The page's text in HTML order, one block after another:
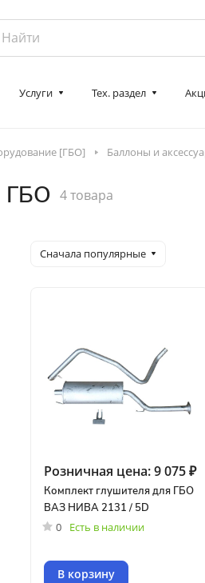
Услуги Тех. раздел
[ГБО] Баллоны и
ГБО 4 товара
Сначала популярные
Розничная цена:9 075 ₽
Комплект глушителя для ГБО
ВАЗ НИВА 2131 / 5D
0
Есть в наличии
В корзину